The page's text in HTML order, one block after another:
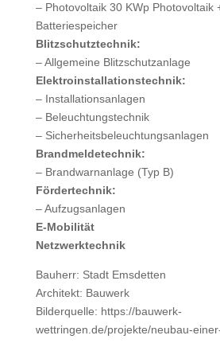
– Photovoltaik 30 KWp Photovoltaik
Batteriespeicher
Blitzschutztechnik:
– Allgemeine Blitzschutzanlage
Elektroinstallationstechnik:
– Installationsanlagen
– Beleuchtungstechnik
– Sicherheitsbeleuchtungsanlagen
Brandmeldetechnik:
– Brandwarnanlage (Typ B)
Fördertechnik:
– Aufzugsanlagen
E-Mobilität
Netzwerktechnik
Bauherr: Stadt Emsdetten
Architekt: Bauwerk
Bilderquelle: https://bauwerk-
wettringen.de/projekte/neubau-